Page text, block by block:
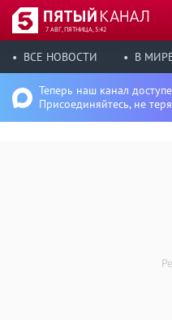
7 АВГ, ПЯТНИЦА, 5:42
ВСЕ НОВОСТИ В
Теперь наш канал
Присоединяйтесь, не